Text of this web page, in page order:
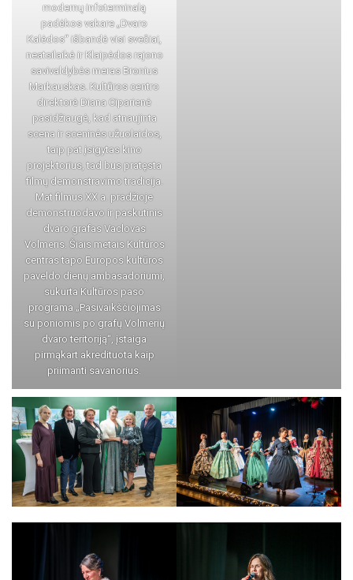
modernų infoterminalą
padėkos vakare „Dvaro
Kalėdos“ išbandė visi svečiai,
neatsilaikė ir Klaipėdos rajono
savivaldybės meras Bronius
Markauskas. Kultūros centro
direktorė Diana Ciparienė
pasidžiaugė, kad atnaujinta
scena ir sceninės užuolaidos,
taip pat įsigytas kino
projektorius, tad bus pratęsta
filmų demonstravimo tradicija.
Mat filmus XX a. pradžioje
demonstruodavo ir paskutinis
dvaro grafas Vaclovas
Volmeris. Šiais metais Kultūros
centras tapo Europos kultūros
paveldo dienų ambasadoriumi,
sukurta Kultūros paso
programa „Pasivaikščiojimas
su poniomis po grafų Volmerių
dvaro teritoriją“, įstaiga
pirmąkart akredituota kaip
priimanti savanorius.